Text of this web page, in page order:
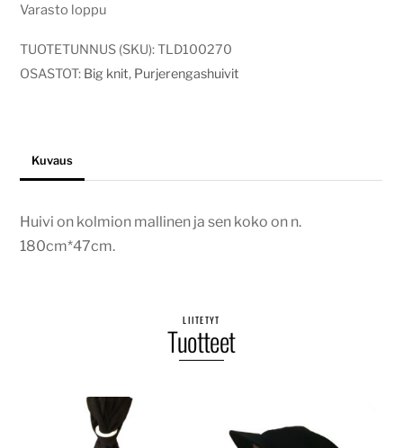
Varasto loppu
TUOTETUNNUS (SKU):TLD100270
OSASTOT: Big knit, Purjerengashuivit
Kuvaus
Huivi on kolmion mallinen ja sen koko on n.
180cm*47cm.
LIITETYT
Tuotteet